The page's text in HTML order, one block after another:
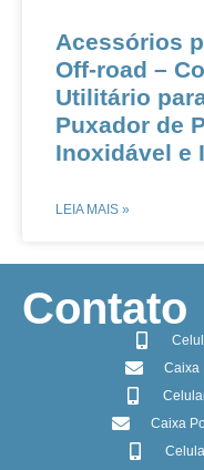
​​​​Acessórios
Off-road –
Utilitário
Puxador de
Inoxidável e
LEIA MAIS »
​Contato
Caixa
Caixa